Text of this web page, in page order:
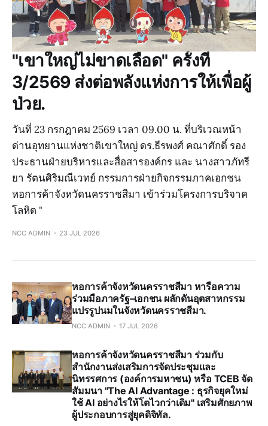
"เขาใหญ่ไม่ขาดเลือด" ครั้งที่
3/2569 ส่งต่อพลังแห่งการให้เพื่อผู้
ป่วย.
วันที่ 23 กรกฎาคม 2569 เวลา 09.00 น. ที่บริเวณหน้า
ด่านอุทยานแห่งชาติเขาใหญ่ ดร.ธีรพงศ์ คณาศักดิ์ รอง
ประธานฝ่ายบริหารและสื่อสารองค์กร และ นางสาวภัทรี
ยา รัตนศิริมณีเวทย์ กรรมการฝ่ายกิจกรรมภาคเอกชน
หอการค้าจังหวัดนครราชสีมา เข้าร่วมโครงการบริจาค
โลหิต "
NCC ADMIN 23 JUL 2026
หอการค้าจังหวัดนครราชสีมา หารือความ
ร่วมมือภาครัฐ–เอกชน ผลักดันอุตสาหกรรม
แปรรูปนมในจังหวัดนครราชสีมา.
NCC ADMIN 17 JUL 2026
หอการค้าจังหวัดนครราชสีมา ร่วมกับ
สำนักงานส่งเสริมการจัดประชุมและ
นิทรรศการ (องค์การมหาชน) หรือ TCEB จัด
สัมมนา "The AI Advantage : ธุรกิจยุคใหม่
ใช้ AI อย่างไรให้โตไวกว่าเดิม" เสริมศักยภาพ
ผู้ประกอบการสู่ยุคดิจิทัล.